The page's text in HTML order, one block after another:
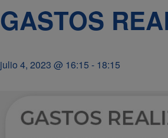
GASTOS
julio 4, 2023 @ 16:15 - 18:15